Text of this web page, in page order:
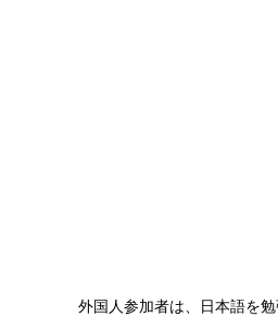
外国人参加者は、日本語を